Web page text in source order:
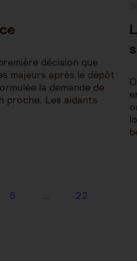
décision que
majeurs après le dépôt
la demande de
proche. Les aidants
5 … 22